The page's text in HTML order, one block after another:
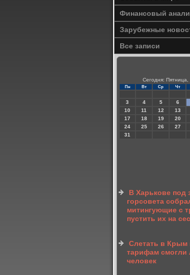
Финансовый
Зарубежные
Все записи
Сегодня: Пятница,
Пн Вт Ср Чт
3
4 5 6
10
11 12 13
17
18 19 20
24
25 26 27
31
В Харькове под
горсовета
митингующие с
пустить их на
Слетать в Крым
тарифам
человек